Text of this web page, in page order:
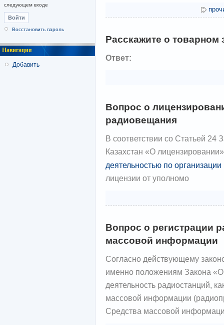
Расскажите о товарном
Ответ:
Вопрос о
радиовещания
В соответствии со Статьей 24
Казахстан «О
деятельностью по
лицензии от уполномо
Вопрос о регистрации
массовой информации
Согласно действующему
именно положениям Закона
деятельность радиостанций,
массовой информации
Средства массовой
следующем входе
Восстановить пароль
Навигация
Добавить